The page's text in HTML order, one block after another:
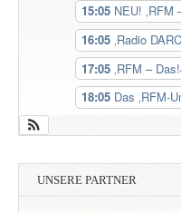
15:05 NEU! ‚RFM
16:05 ‚Radio
17:05 ‚RFM –
18:05 Das ‚RFM-
UNSERE PARTNER